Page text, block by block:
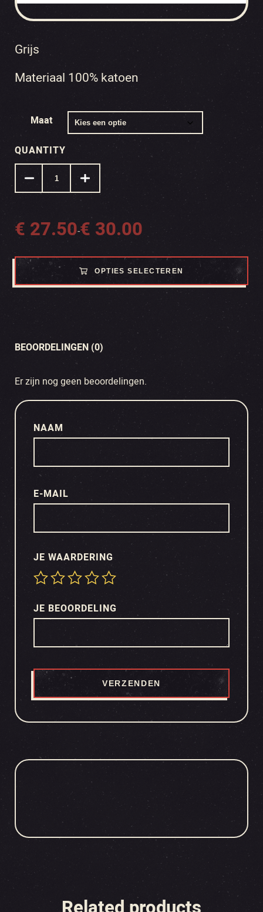
Grijs
Materiaal 100% katoen
Maat
QUANTITY
€ 27.50-€ 30.00
Prijsklasse:
tot
€ 30.00
OPTIES SELECTEREN
BEOORDELINGEN (0)
Er zijn nog geen beoordelingen.
JE WAARDERING
JE BEOORDELING
NAAM
E-MAIL